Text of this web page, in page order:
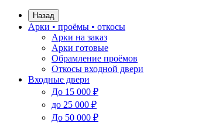
Назад
Арки • проёмы • откосы
Арки на заказ
Арки готовые
Обрамление проёмов
Откосы входной двери
Входные двери
До 15 000 ₽
до 25 000 ₽
До 50 000 ₽